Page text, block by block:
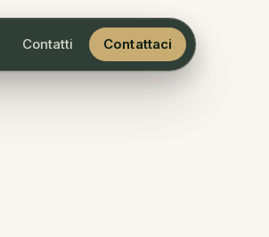
Contatti Contattaci